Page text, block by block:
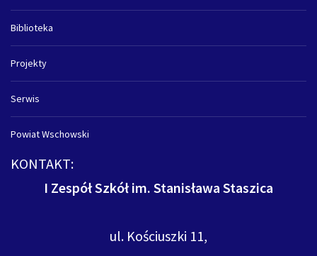
Biblioteka
Projekty
Serwis
Powiat Wschowski
KONTAKT:
I Zespół Szkół im. Stanisława Staszica
ul. Kościuszki 11,